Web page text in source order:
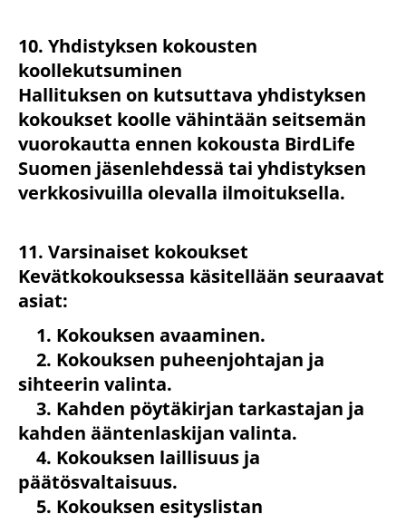
10. Yhdistyksen kokousten
koollekutsuminen
Hallituksen on kutsuttava yhdistyksen
kokoukset koolle vähintään seitsemän
vuorokautta ennen kokousta BirdLife
Suomen jäsenlehdessä tai yhdistyksen
verkkosivuilla olevalla ilmoituksella.
11. Varsinaiset kokoukset
Kevätkokouksessa käsitellään seuraavat
asiat:
1. Kokouksen avaaminen.
2. Kokouksen puheenjohtajan ja
sihteerin valinta.
3. Kahden pöytäkirjan tarkastajan ja
kahden ääntenlaskijan valinta.
4. Kokouksen laillisuus ja
päätösvaltaisuus.
5. Kokouksen esityslistan